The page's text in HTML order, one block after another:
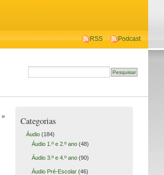
RSS Podcast
» Categorias
Áudio(184)
Áudio 1.º e 2.º ano(48)
Áudio 3.º e 4.º ano(90)
Áudio Pré-Escolar(46)